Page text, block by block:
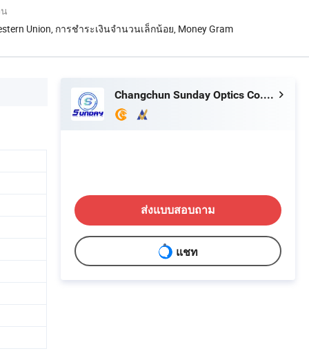
Union, การชำระเงินจำนวนเล็กน้อย, Money Gram
Changchun Sunday Optics Co., Ltd.
ส่งแบบสอบถาม
แชท